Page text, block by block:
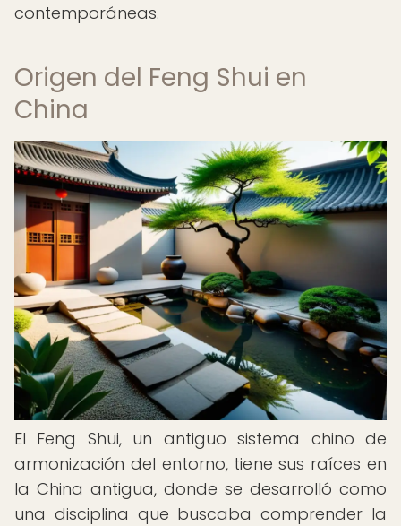
contemporáneas.
Origen del Feng Shui en
China
El Feng Shui, un antiguo sistema chino de
armonización del entorno, tiene sus raíces en
la China antigua, donde se desarrolló como
una disciplina que buscaba comprender la